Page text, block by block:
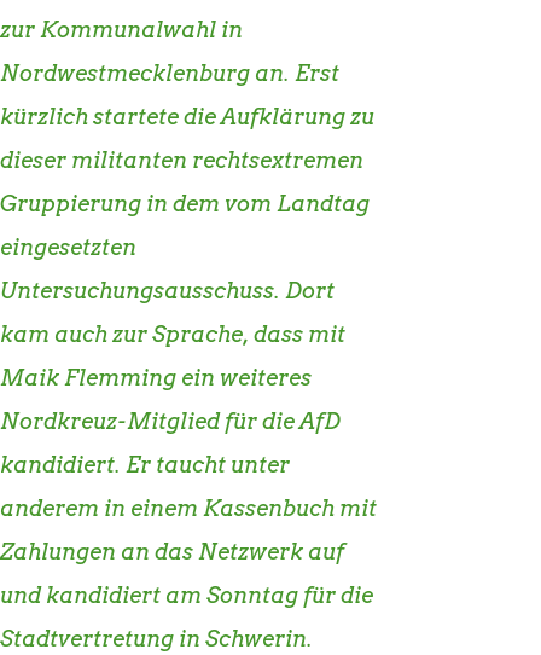
zur Kommunalwahl in
Nordwestmecklenburg an. Erst
kürzlich startete die Aufklärung zu
dieser militanten rechtsextremen
Gruppierung in dem vom Landtag
eingesetzten
Untersuchungsausschuss. Dort
kam auch zur Sprache, dass mit
Maik Flemming ein weiteres
Nordkreuz-Mitglied für die AfD
kandidiert. Er taucht unter
anderem in einem Kassenbuch mit
Zahlungen an das Netzwerk auf
und kandidiert am Sonntag für die
Stadtvertretung in Schwerin.